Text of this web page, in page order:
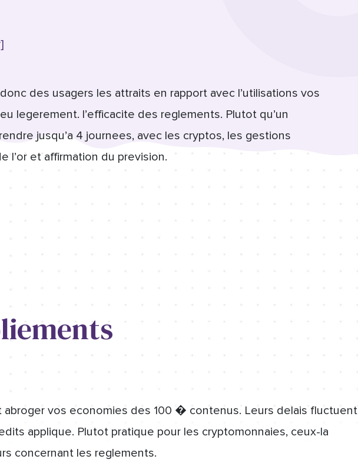
des usagers les attraits en rapport avec l’utilisations vos
legerement. l’efficacite des reglements. Plutot qu’un
jusqu’a 4 journees, avec les cryptos, les gestions
l’or et affirmation du prevision.
abroger vos economies des 100 � contenus. Leurs delais fluctuent
applique. Plutot pratique pour les cryptomonnaies, ceux-la
concernant les reglements.